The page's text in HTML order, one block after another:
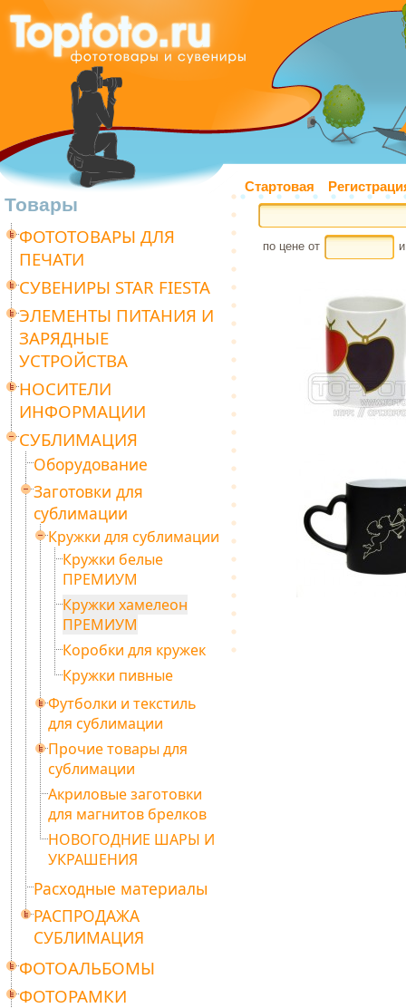
Стартовая
Товары
ФОТОТОВАРЫ ДЛЯ
ПЕЧАТИ
СУВЕНИРЫ STAR FIESTA
ЭЛЕМЕНТЫ ПИТАНИЯ И
ЗАРЯДНЫЕ
УСТРОЙСТВА
НОСИТЕЛИ
ИНФОРМАЦИИ
СУБЛИМАЦИЯ
Оборудование
Заготовки для
сублимации
Кружки для сублимации
Кружки белые
ПРЕМИУМ
Кружки хамелеон
ПРЕМИУМ
Коробки для кружек
Кружки пивные
Футболки и текстиль
для сублимации
Прочие товары для
сублимации
Акриловые заготовки
для магнитов брелков
НОВОГОДНИЕ ШАРЫ И
УКРАШЕНИЯ
Расходные материалы
РАСПРОДАЖА
СУБЛИМАЦИЯ
ФОТОАЛЬБОМЫ
ФОТОРАМКИ
по цене от